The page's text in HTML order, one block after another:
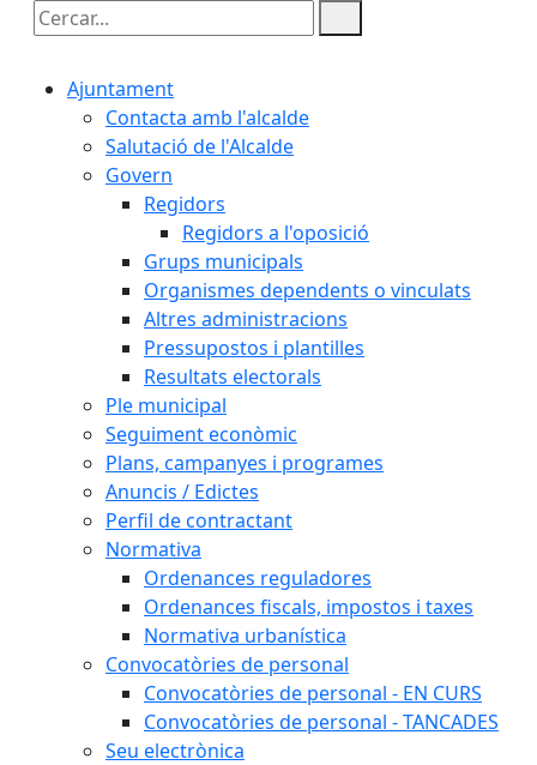
Cercar:
Ajuntament
Contacta amb l'alcalde
Salutació de l'Alcalde
Govern
Regidors
Regidors a l'oposició
Grups municipals
Organismes dependents o vinculats
Altres administracions
Pressupostos i plantilles
Resultats electorals
Ple municipal
Seguiment econòmic
Plans, campanyes i programes
Anuncis / Edictes
Perfil de contractant
Normativa
Ordenances reguladores
Ordenances fiscals, impostos i taxes
Normativa urbanística
Convocatòries de personal
Convocatòries de personal - EN CURS
Convocatòries de personal - TANCADES
Seu electrònica